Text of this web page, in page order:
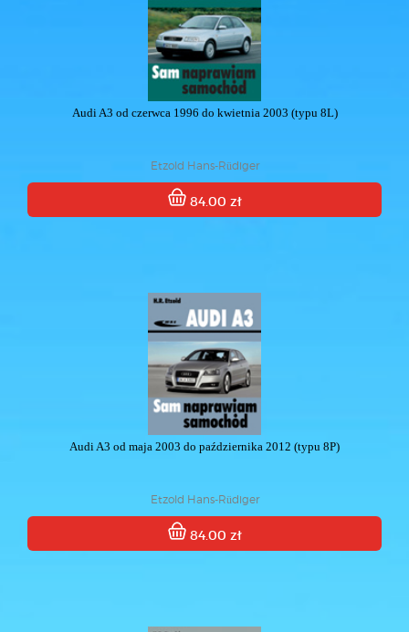
Audi A3 od czerwca 1996 do kwietnia 2003 (typu 8L)
Etzold Hans-Rüdiger
84.00 zł
Audi A3 od maja 2003 do października 2012 (typu 8P)
Etzold Hans-Rüdiger
84.00 zł